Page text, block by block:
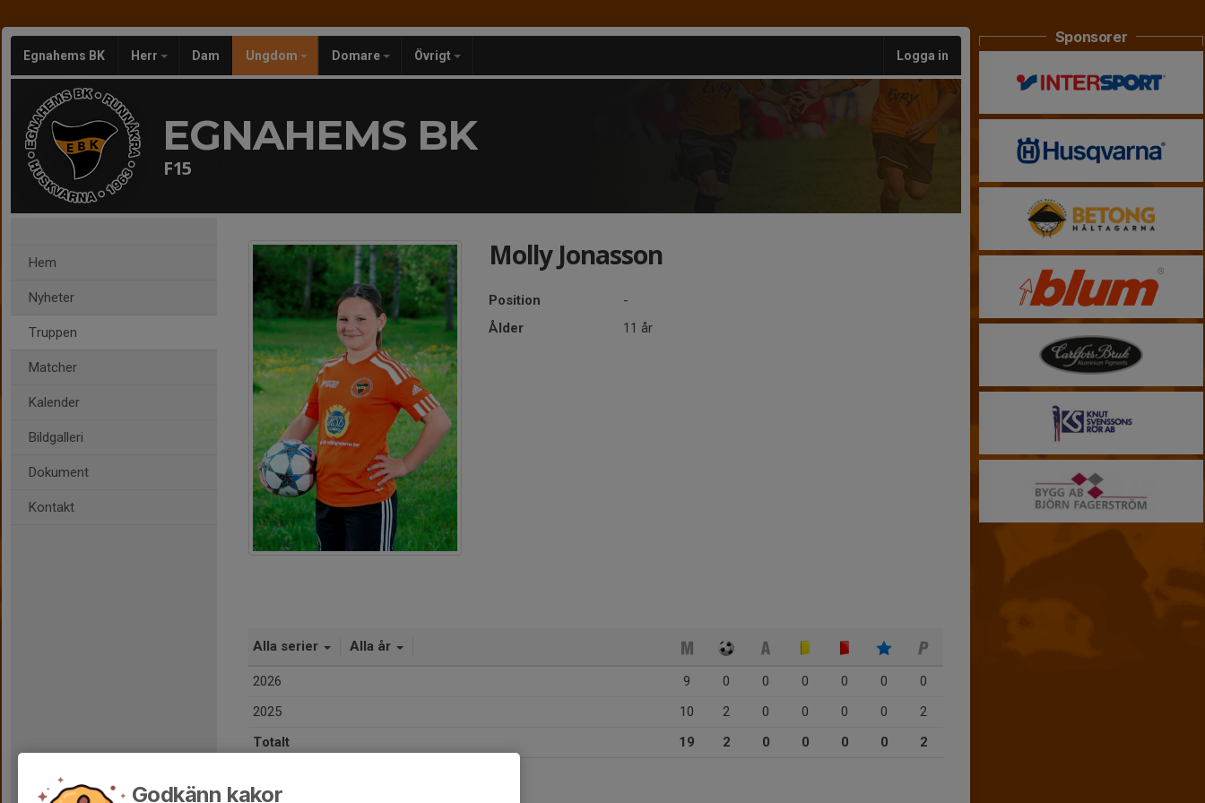
Egnahems BK Herr Dam Ungdom Domare Övrigt Logga in
EGNAHEMS BK
F15
Hem
Nyheter
Truppen
Matcher
Kalender
Bildgalleri
Dokument
Kontakt
Molly Jonasson
Position
-
Ålder
11 år
Alla serier Alla år
2026 9 0 0 0 0 0
0
2025
10 2 0 0 0 0
2
Totalt
19 2 0 0 0 0 2
Sponsorer
Godkänn kakor